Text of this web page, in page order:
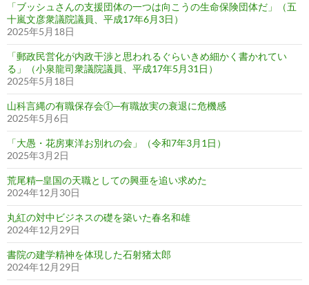
「ブッシュさんの支援団体の一つは向こうの生命保険団体だ」（五
十嵐文彦衆議院議員、平成17年6月3日）
2025年5月18日
「郵政民営化が内政干渉と思われるぐらいきめ細かく書かれてい
る」（小泉龍司衆議院議員、平成17年5月31日）
2025年5月18日
山科言縄の有職保存会①─有職故実の衰退に危機感
2025年5月6日
「大愚・花房東洋お別れの会」（令和7年3月1日）
2025年3月2日
荒尾精─皇国の天職としての興亜を追い求めた
2024年12月30日
丸紅の対中ビジネスの礎を築いた春名和雄
2024年12月29日
書院の建学精神を体現した石射猪太郎
2024年12月29日